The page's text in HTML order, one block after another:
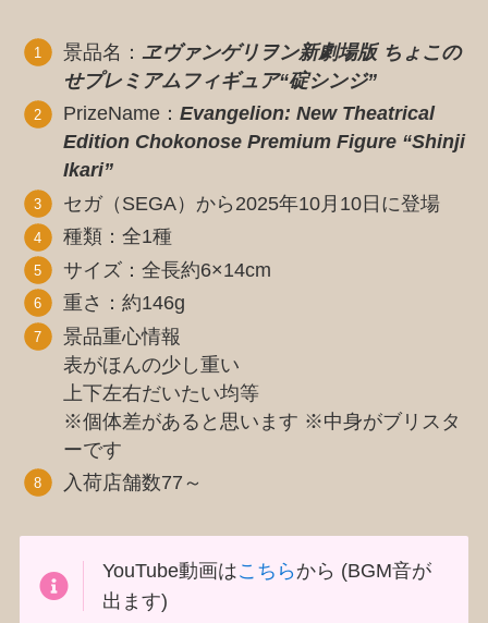
景品名： ヱヴァンゲリヲン新劇場版 ちょこの
せプレミアムフィギュア“碇シンジ”
PrizeName：Evangelion: New Theatrical
Edition Chokonose Premium Figure “Shinji
Ikari”
セガ（SEGA）から2025年10月10日に登場
種類：全1種
サイズ：全長約6×14cm
重さ：約146g
景品重心情報
表がほんの少し重い
上下左右だいたい均等
※個体差があると思います ※中身がブリスタ
ーです
入荷店舗数77～
YouTube動画はこちら から (BGM音が
出ます)